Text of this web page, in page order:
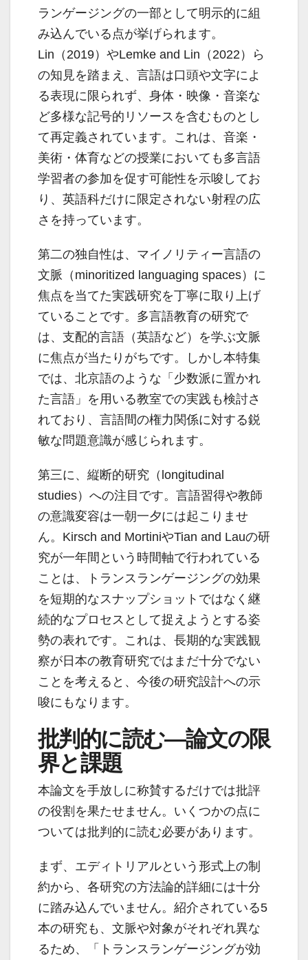
ランゲージングの一部として明示的に組
み込んでいる点が挙げられます。
Lin（2019）やLemke and Lin（2022）ら
の知見を踏まえ、言語は口頭や文字によ
る表現に限られず、身体・映像・音楽な
ど多様な記号的リソースを含むものとし
て再定義されています。これは、音楽・
美術・体育などの授業においても多言語
学習者の参加を促す可能性を示唆してお
り、英語科だけに限定されない射程の広
さを持っています。
第二の独自性は、マイノリティー言語の
文脈（minoritized languaging spaces）に
焦点を当てた実践研究を丁寧に取り上げ
ていることです。多言語教育の研究で
は、支配的言語（英語など）を学ぶ文脈
に焦点が当たりがちです。しかし本特集
では、北京語のような「少数派に置かれ
た言語」を用いる教室での実践も検討さ
れており、言語間の権力関係に対する鋭
敏な問題意識が感じられます。
第三に、縦断的研究（longitudinal
studies）への注目です。言語習得や教師
の意識変容は一朝一夕には起こりませ
ん。Kirsch and MortiniやTian and Lauの研
究が一年間という時間軸で行われている
ことは、トランスランゲージングの効果
を短期的なスナップショットではなく継
続的なプロセスとして捉えようとする姿
勢の表れです。これは、長期的な実践観
察が日本の教育研究ではまだ十分でない
ことを考えると、今後の研究設計への示
唆にもなります。
批判的に読む―論文の限
界と課題
本論文を手放しに称賛するだけでは批評
の役割を果たせません。いくつかの点に
ついては批判的に読む必要があります。
まず、エディトリアルという形式上の制
約から、各研究の方法論的詳細には十分
に踏み込んでいません。紹介されている5
本の研究も、文脈や対象がそれぞれ異な
るため、「トランスランゲージングが効